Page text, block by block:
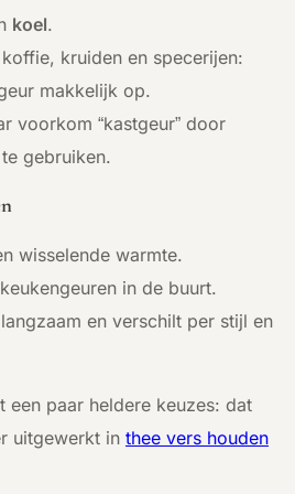
koel.
kruiden en specerijen:
makkelijk op.
voorkom “kastgeur” door
gebruiken.
wisselende warmte.
in de buurt.
en verschilt per stijl en
een paar heldere keuzes: dat
uitgewerkt in thee vers houden